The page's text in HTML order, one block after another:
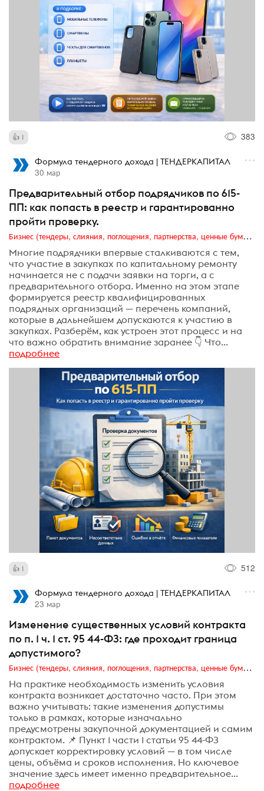
1 383
Формула тендерного дохода | ТЕНДЕРКАПИТАЛ
30 мар
Предварительный отбор подрядчиков по 615-
ПП: как попасть в реестр и гарантированно
пройти проверку.
Бизнес (тендеры, слияния, поглощения, партнерства, ценные бумаги, акционеры, финансы и отчетность)
Многие подрядчики впервые сталкиваются с тем,
что участие в закупках по капитальному ремонту
начинается не с подачи заявки на торги, а с
предварительного отбора. Именно на этом этапе
формируется реестр квалифицированных
подрядных организаций — перечень компаний,
которые в дальнейшем допускаются к участию в
закупках. Разберём, как устроен этот процесс и на
что важно обратить внимание заранее 👇 Что...
подробнее
1 512
Формула тендерного дохода | ТЕНДЕРКАПИТАЛ
23 мар
Изменение существенных условий контракта
по п. 1 ч. 1 ст. 95 44-ФЗ: где проходит граница
допустимого?
Бизнес (тендеры, слияния, поглощения, партнерства, ценные бумаги, акционеры, финансы и отчетность)
На практике необходимость изменить условия
контракта возникает достаточно часто. При этом
важно учитывать: такие изменения допустимы
только в рамках, которые изначально
предусмотрены закупочной документацией и самим
контрактом. 📌 Пункт 1 части 1 статьи 95 44-ФЗ
допускает корректировку условий — в том числе
цены, объёма и сроков исполнения. Но ключевое
значение здесь имеет именно предварительное...
подробнее